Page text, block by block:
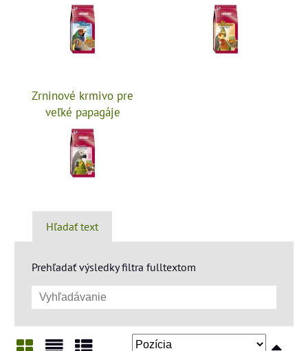
Zrninové krmivo pre
veľké papagáje
Hľadať text
Prehľadať výsledky filtra fulltextom